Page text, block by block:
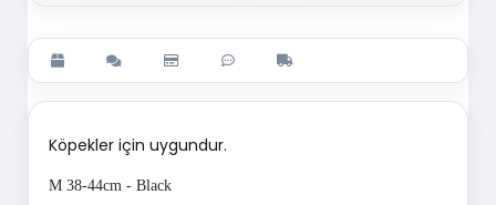
Köpekler için uygundur.
M 38-44cm - Black